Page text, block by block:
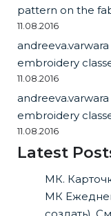
pattern on the
11.08.2016
andreeva.varwara
embroidery
11.08.2016
andreeva.varwara
embroidery
11.08.2016
Latest
МК.
МК